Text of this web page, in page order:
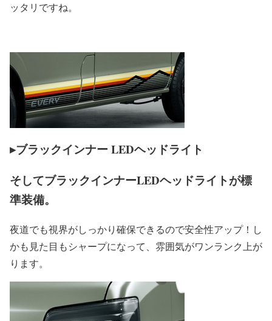
ッタリですね。
▸ブラックインナー LEDヘッドライト
そしてブラックインナーLEDヘッドライトが標
準装備。
夜道でも視界がしっかり確保できるので安全性アップ！し
かも見た目もシャープになって、雰囲気がワンランク上が
ります。